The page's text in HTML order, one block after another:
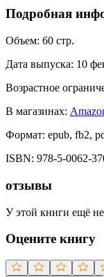
Подробная
Объем: 60 стр.
Дата выпуска: 10
Возрастное
В магазинах:
Формат: epub, fb2,
ISBN: 978-5-0062-
отзывы
У этой книги ещё
Оцените книгу